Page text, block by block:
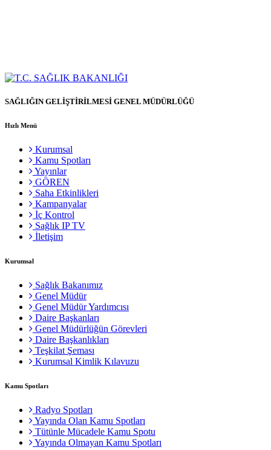
SAĞLIĞIN GELİŞTİRİLMESİ GENEL MÜDÜRLÜĞÜ
Hızlı Menü
Kurumsal
Kamu Spotları
Yayınlar
GÖREN
Saha Etkinlikleri
Kampanyalar
İç Kontrol
Sağlık IP TV
İletişim
Kurumsal
Sağlık Bakanımız
Genel Müdür
Genel Müdür Yardımcısı
Daire Başkanları
Genel Müdürlüğün Görevleri
Daire Başkanlıkları
Teşkilat Şeması
Kurumsal Kimlik Kılavuzu
Kamu Spotları
Radyo Spotları
Yayında Olan Kamu Spotları
Tütünle Mücadele Kamu Spotu
Yayında Olmayan Kamu Spotları